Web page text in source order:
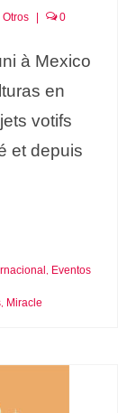
Otros 0
à Mexico
en
votifs
et depuis
, Eventos
, Miracle